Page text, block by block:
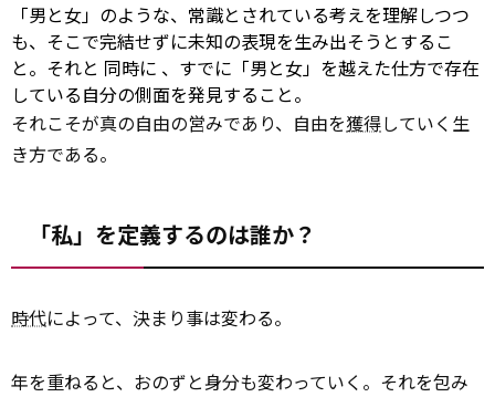
「男と女」のような、常識とされている考えを理解しつつ
も、そこで完結せずに未知の表現を生み出そうとするこ
と。それと 同時に 、すでに「男と女」を越えた仕方で存在
している自分の側面を発見すること。
それこそが真の自由の営みであり、自由を獲得していく生
き方である。
「私」を定義するのは誰か？
時代によって、決まり事は変わる。
年を重ねると、おのずと身分も変わっていく。それを包み